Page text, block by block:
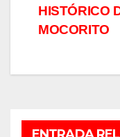
HISTÓRICO
MOCORITO